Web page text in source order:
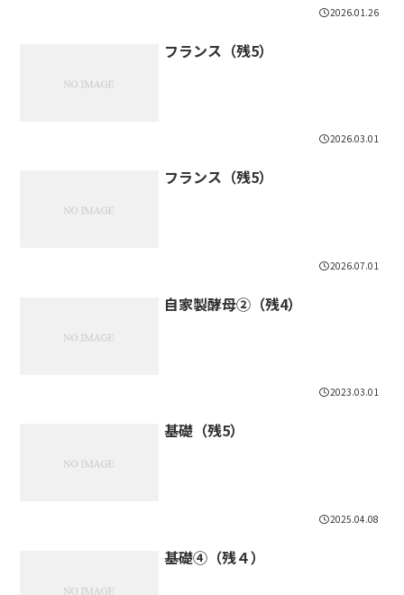
2026.01.26
フランス（残5）
2026.03.01
フランス（残5）
2026.07.01
自家製酵母②（残4）
2023.03.01
基礎（残5）
2025.04.08
基礎④（残４）